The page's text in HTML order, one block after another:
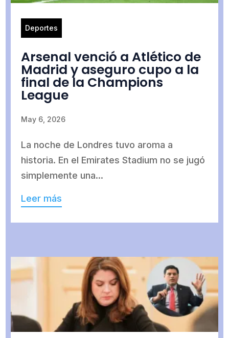
Deportes
Arsenal venció a Atlético de
Madrid y aseguro cupo a la
final de la Champions
League
May 6, 2026
La noche de Londres tuvo aroma a
historia. En el Emirates Stadium no se jugó
simplemente una...
Leer más